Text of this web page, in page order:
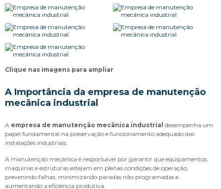
Clique nas imagens para ampliar
A Importância da empresa de manutenção
mecânica industrial
A empresa de manutenção mecânica industrial desempenha um
papel fundamental na preservação e funcionamento adequado das
instalações industriais.
A manutenção mecânica é responsável por garantir que equipamentos,
máquinas e estruturas estejam em plenas condições de operação,
prevenindo falhas, minimizando paradas não programadas e
aumentando a eficiência produtiva.